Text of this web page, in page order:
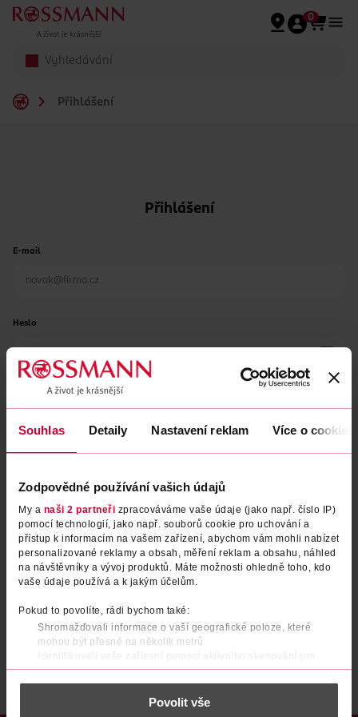
Souhlas Detaily Nastavení reklam Více o cookies
Zodpovědné používání vašich údajů
My a naši 2 partneři zpracováváme vaše údaje (jako např. číslo IP)
pomocí technologií, jako např. souborů cookie pro uchování a
přístup k informacím na vašem zařízení, abychom vám mohli nabízet
personalizované reklamy a obsah, měření reklam a obsahu, náhled
na návštěvníky a vývoj produktů. Máte možnosti ohledně toho, kdo
vaše údaje používá a k jakým účelům.
Pokud to povolíte, rádi bychom také:
Shromažďovali informace o vaší geografické poloze, které
mohou být přesné na několik metrů
Identifikovali vaše zařízení pomocí aktivního skenování pro
konkrétní charakteristiky (otisk prstu)
Zjistěte více o tom, jak zpracováváme vaše osobní údaje, a nastavte
části s podrobnostmi . Svůj souhlas můžete kdykoliv
Povolit vše
Přeskočit na hlavmní obsah
0
Přihlášení
Přihlášení
E-mail
Heslo
Zapomenuté heslo
PŘIHLÁSIT SE
Po registraci se stáváte členem ROSSMANN CLUBu a můžete čerpat výhody naplno. Zjistit více